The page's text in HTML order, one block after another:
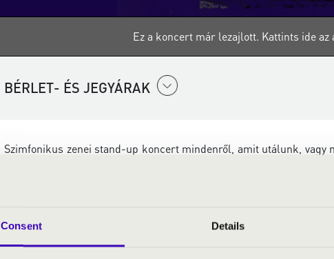
Consent Details
Ez a koncert már lezajlott. Kattints ide
BÉRLET- ÉS JEGYÁRAK
Szimfonikus zenei stand-up koncert mindenről, amit utálunk,
a „komolyzene” szó, Janklovics Péter humorista segít: a
megpróbálhatja levetkőzni a műfaj iránti ellenszenvét. A profi
ELŐADÓK: